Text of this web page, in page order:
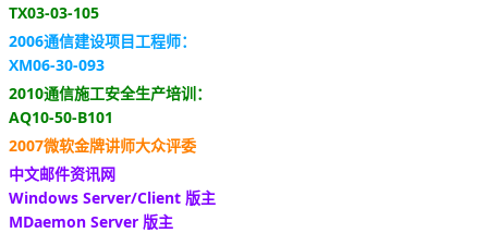
TX03-03-105
2006通信建设项目工程师：
XM06-30-093
2010通信施工安全生产培训：
AQ10-50-B101
2007微软金牌讲师大众评委
中文邮件资讯网
Windows Server/Client 版主
MDaemon Server 版主